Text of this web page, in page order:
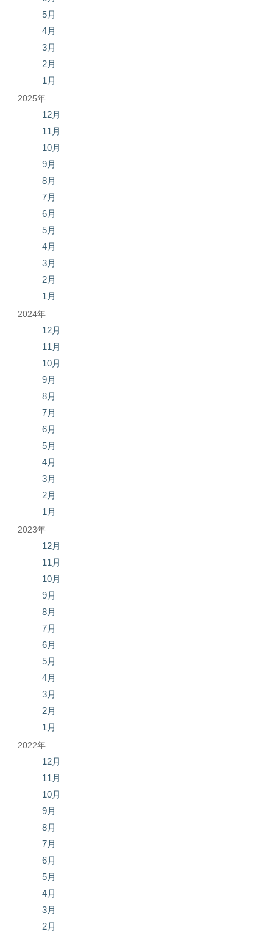
5月
4月
3月
2月
1月
2025年
12月
11月
10月
9月
8月
7月
6月
5月
4月
3月
2月
1月
2024年
12月
11月
10月
9月
8月
7月
6月
5月
4月
3月
2月
1月
2023年
12月
11月
10月
9月
8月
7月
6月
5月
4月
3月
2月
1月
2022年
12月
11月
10月
9月
8月
7月
6月
5月
4月
3月
2月